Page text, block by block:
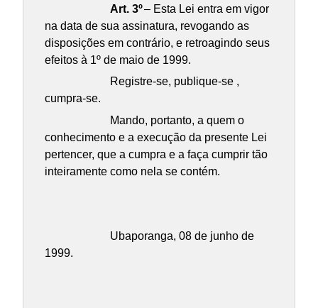
Art. 3º– Esta Lei entra em vigor
na data de sua assinatura, revogando as
disposições em contrário, e retroagindo seus
efeitos à 1º de maio de 1999.
Registre-se, publique-se ,
cumpra-se.
Mando, portanto, a quem o
conhecimento e a execução da presente Lei
pertencer, que a cumpra e a faça cumprir tão
inteiramente como nela se contém.
Ubaporanga, 08 de junho de
1999.